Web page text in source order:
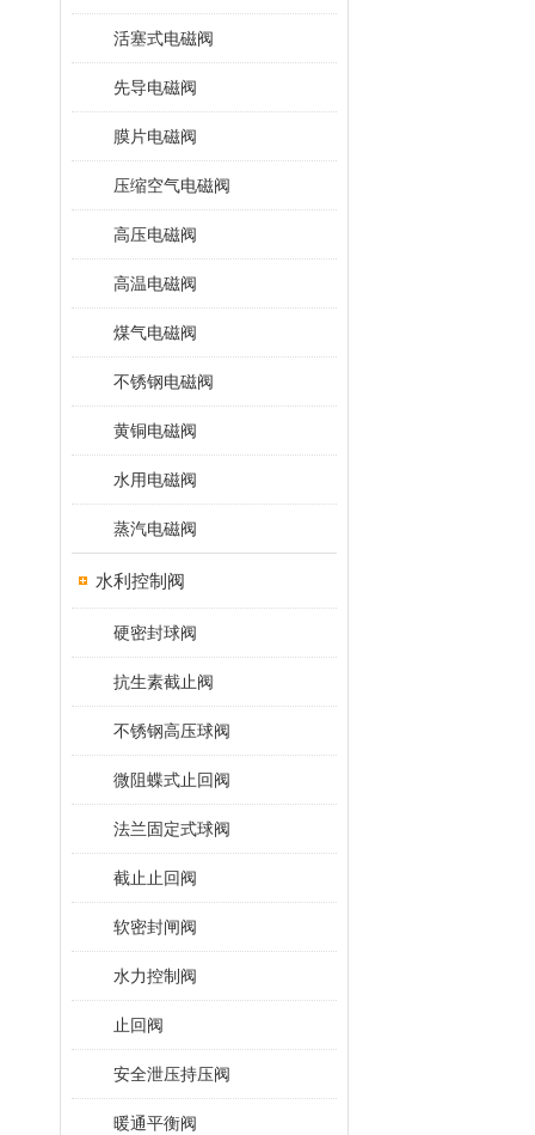
活塞式电磁阀
先导电磁阀
膜片电磁阀
压缩空气电磁阀
高压电磁阀
高温电磁阀
煤气电磁阀
不锈钢电磁阀
黄铜电磁阀
水用电磁阀
蒸汽电磁阀
水利控制阀
硬密封球阀
抗生素截止阀
不锈钢高压球阀
微阻蝶式止回阀
法兰固定式球阀
截止止回阀
软密封闸阀
水力控制阀
止回阀
安全泄压持压阀
暖通平衡阀